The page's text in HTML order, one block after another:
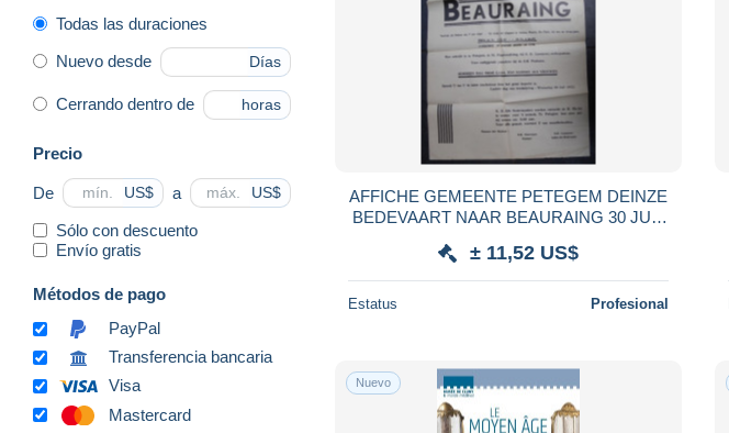
Todas las duraciones
Nuevo desde Días
Cerrando dentro de horas
Precio
De US$ a US$
Sólo con descuento
Envío gratis
Métodos de pago
PayPal
Transferencia bancaria
Visa
Mastercard
AFFICHE GEMEENTE PETEGEM DEINZE
BEDEVAART NAAR BEAURAING 30 JULI
± 11,52 US$
Estatus Profesional
Nuevo